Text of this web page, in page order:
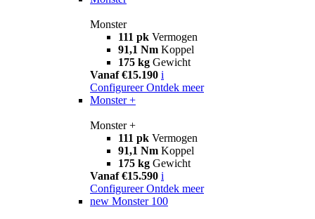
Monster
111 pk Vermogen
91,1 Nm Koppel
175 kg Gewicht
Vanaf €15.190 i
Configureer Ontdek meer
Monster +
Monster +
111 pk Vermogen
91,1 Nm Koppel
175 kg Gewicht
Vanaf €15.590 i
Configureer Ontdek meer
new Monster 100